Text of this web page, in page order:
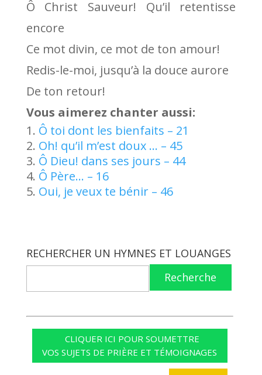
Ô Christ Sauveur! Qu’il retentisse
encore
Ce mot divin, ce mot de ton amour!
Redis-le-moi, jusqu’à la douce aurore
De ton retour!
Vous aimerez chanter aussi:
Ô toi dont les bienfaits – 21
Oh! qu’il m’est doux … – 45
Ô Dieu! dans ses jours – 44
Ô Père… – 16
Oui, je veux te bénir – 46
RECHERCHER UN HYMNES ET LOUANGES
Recherche
CLIQUER ICI POUR SOUMETTRE
VOS SUJETS DE PRIÈRE ET TÉMOIGNAGES